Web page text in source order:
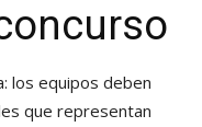
los equipos deben
que representan